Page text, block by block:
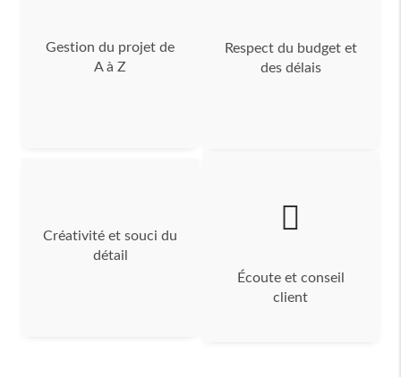
Gestion du projet de
A à Z
Respect du budget et
des délais
Créativité et souci du
détail
Écoute et conseil
client